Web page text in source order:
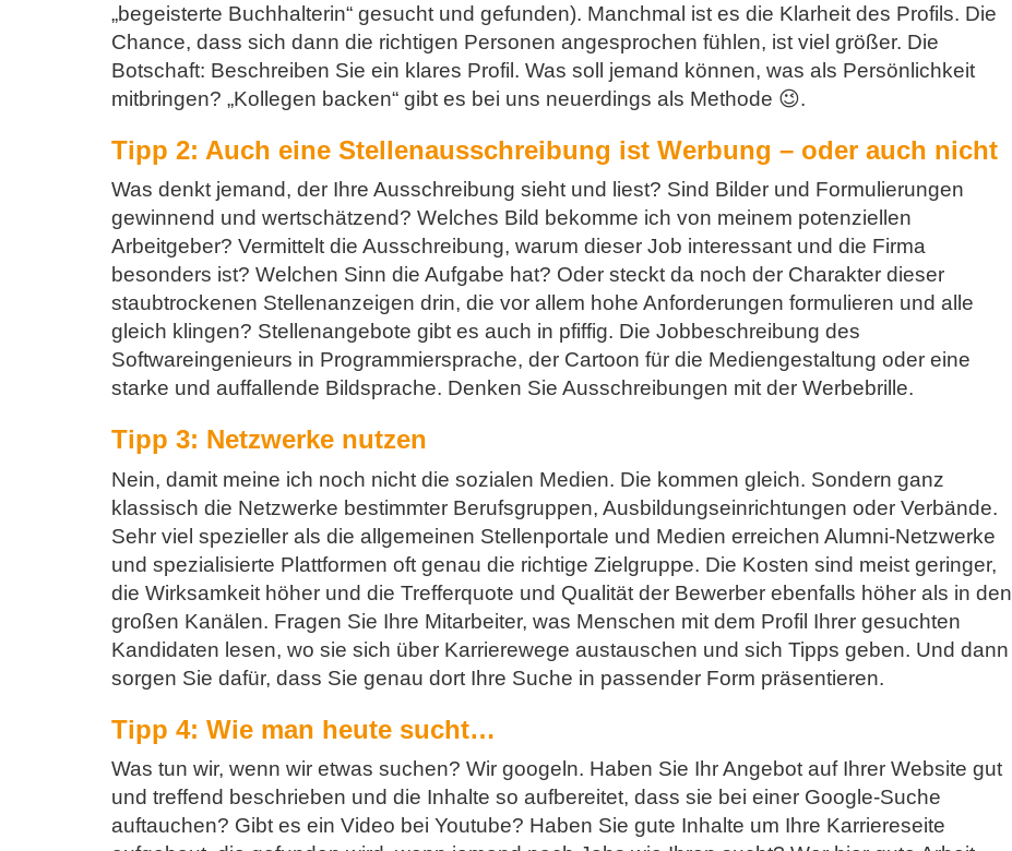
„begeisterte Buchhalterin“ gesucht und gefunden). Manchmal ist es die Klarheit des Profils. Die
Chance, dass sich dann die richtigen Personen angesprochen fühlen, ist viel größer. Die
Botschaft: Beschreiben Sie ein klares Profil. Was soll jemand können, was als Persönlichkeit
mitbringen? „Kollegen backen“ gibt es bei uns neuerdings als Methode 😉.
Tipp 2: Auch eine Stellenausschreibung ist Werbung – oder auch nicht
Was denkt jemand, der Ihre Ausschreibung sieht und liest? Sind Bilder und Formulierungen
gewinnend und wertschätzend? Welches Bild bekomme ich von meinem potenziellen
Arbeitgeber? Vermittelt die Ausschreibung, warum dieser Job interessant und die Firma
besonders ist? Welchen Sinn die Aufgabe hat? Oder steckt da noch der Charakter dieser
staubtrockenen Stellenanzeigen drin, die vor allem hohe Anforderungen formulieren und alle
gleich klingen? Stellenangebote gibt es auch in pfiffig. Die Jobbeschreibung des
Softwareingenieurs in Programmiersprache, der Cartoon für die Mediengestaltung oder eine
starke und auffallende Bildsprache. Denken Sie Ausschreibungen mit der Werbebrille.
Tipp 3: Netzwerke nutzen
Nein, damit meine ich noch nicht die sozialen Medien. Die kommen gleich. Sondern ganz
klassisch die Netzwerke bestimmter Berufsgruppen, Ausbildungseinrichtungen oder Verbände.
Sehr viel spezieller als die allgemeinen Stellenportale und Medien erreichen Alumni-Netzwerke
und spezialisierte Plattformen oft genau die richtige Zielgruppe. Die Kosten sind meist geringer,
die Wirksamkeit höher und die Trefferquote und Qualität der Bewerber ebenfalls höher als in den
großen Kanälen. Fragen Sie Ihre Mitarbeiter, was Menschen mit dem Profil Ihrer gesuchten
Kandidaten lesen, wo sie sich über Karrierewege austauschen und sich Tipps geben. Und dann
sorgen Sie dafür, dass Sie genau dort Ihre Suche in passender Form präsentieren.
Tipp 4: Wie man heute sucht…
Was tun wir, wenn wir etwas suchen? Wir googeln. Haben Sie Ihr Angebot auf Ihrer Website gut
und treffend beschrieben und die Inhalte so aufbereitet, dass sie bei einer Google-Suche
auftauchen? Gibt es ein Video bei Youtube? Haben Sie gute Inhalte um Ihre Karriereseite